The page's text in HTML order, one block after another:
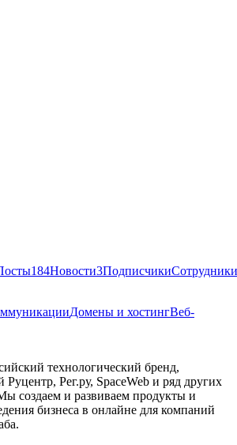
184Новости3ПодписчикиСотрудники
Домены и хостингВеб-
технологический бренд,
Рег.ру, SpaceWeb и ряд других
создаем и развиваем продукты и
бизнеса в онлайне для компаний